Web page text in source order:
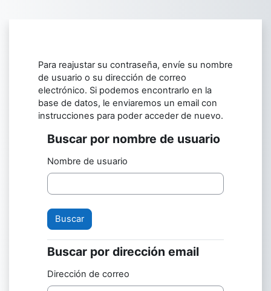
Para reajustar su contraseña, envíe su nombre
de usuario o su dirección de correo
electrónico. Si podemos encontrarlo en la
base de datos, le enviaremos un email con
instrucciones para poder acceder de nuevo.
Buscar por nombre de usuario
Buscar por nombre de usuario
Nombre de usuario
Buscar por dirección email
Buscar por dirección email
Dirección de correo